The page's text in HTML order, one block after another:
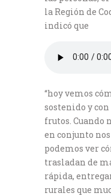
la Región de
indicó que
“hoy vemos
sostenido y
frutos. Cuando
en conjunto
podemos ver
trasladan de
rápida,
rurales que